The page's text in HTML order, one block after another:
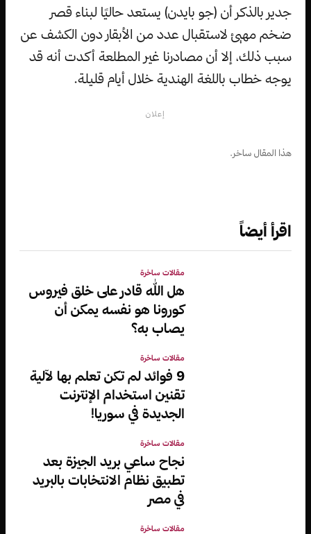
جدير بالذكر أن (جو بايدن) يستعد حاليًا لبناء قصر
ضخم مهيئ لاستقبال عدد من الأبقار دون الكشف عن
سبب ذلك، إلا أن مصادرنا غير المطلعة أكدت أنه قد
يوجه خطاب باللغة الهندية خلال أيام قليلة.
إعلان
هذا المقال ساخر.
اقرأ أيضاً
مقالات ساخرة
هل الله قادر على خلق فيروس
كورونا هو نفسه يمكن أن
يصاب به؟
مقالات ساخرة
9 فوائد لم تكن تعلم بها لآلية
تقنين استخدام الإنترنت
الجديدة في سوريا!
مقالات ساخرة
نجاح ساعي بريد الجيزة بعد
تطبيق نظام الانتخابات بالبريد
في مصر
مقالات ساخرة